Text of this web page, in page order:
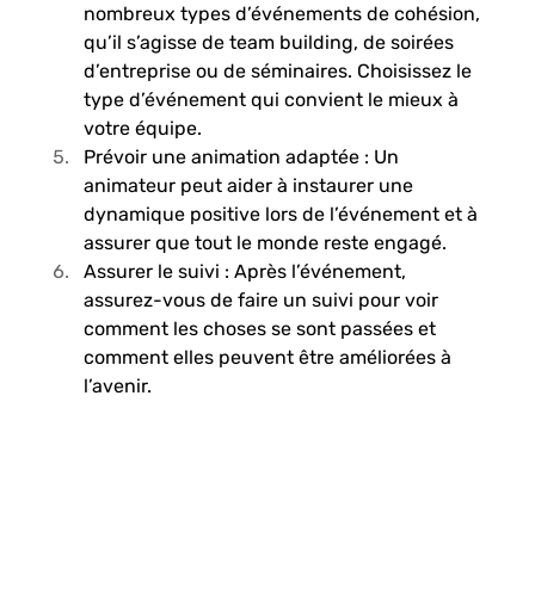
nombreux types d’événements de cohésion,
qu’il s’agisse de team building, de soirées
d’entreprise ou de séminaires. Choisissez le
type d’événement qui convient le mieux à
votre équipe.
Prévoir une animation adaptée : Un
animateur peut aider à instaurer une
dynamique positive lors de l’événement et à
assurer que tout le monde reste engagé.
Assurer le suivi : Après l’événement,
assurez-vous de faire un suivi pour voir
comment les choses se sont passées et
comment elles peuvent être améliorées à
l’avenir.